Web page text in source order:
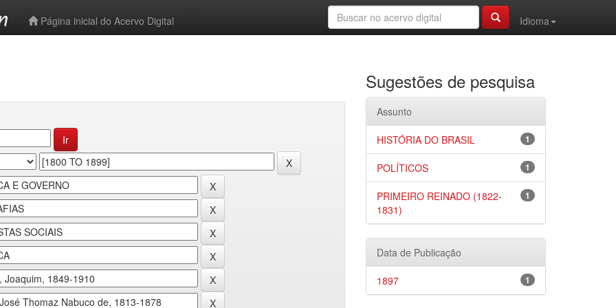
Página inicial do Acervo Digital
Idioma
Sugestões de pesquisa
Assunto
1
HISTÓRIA DO BRASIL
1
POLÍTICOS
1
PRIMEIRO REINADO (1822-
1831)
Data de Publicação
1
1897